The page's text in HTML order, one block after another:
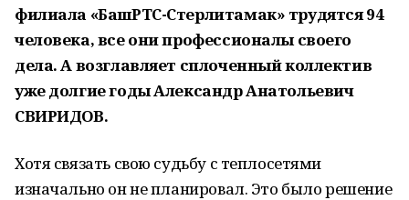
филиала «БашРТС-Стерлитамак» трудятся 94
человека, все они профессионалы своего
дела. А возглавляет сплоченный коллектив
уже долгие годы Александр Анатольевич
СВИРИДОВ.
Хотя связать свою судьбу с теплосетями
изначально он не планировал. Это было решение